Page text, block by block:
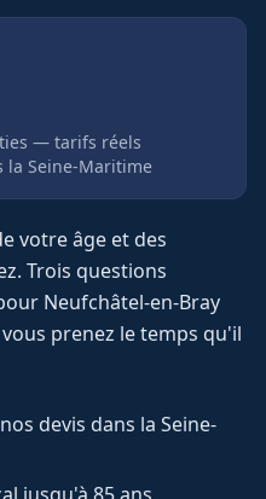
— tarifs réels
la Seine-Maritime
votre âge et des
Trois questions
Neufchâtel-en-Bray
prenez le temps qu'il
devis dans la Seine-